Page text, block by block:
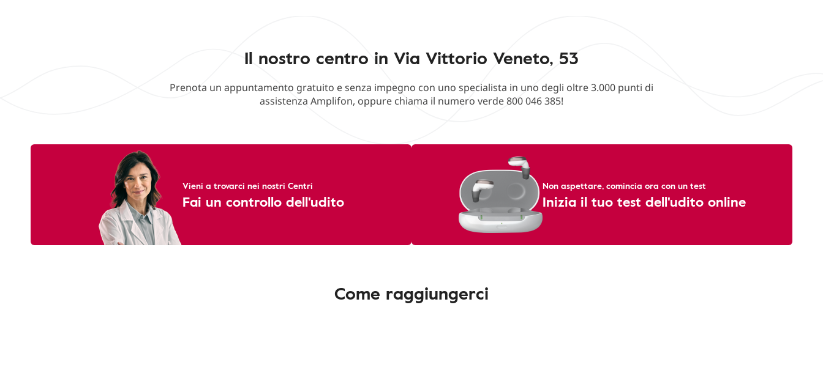
Il nostro centro in Via Vittorio Veneto, 53
Prenota un appuntamento gratuito e senza impegno con uno specialista in uno degli oltre 3.000 punti di
assistenza Amplifon, oppure chiama il numero verde 800 046 385!
Vieni a trovarci nei nostri Centri
Fai un controllo dell'udito
Non aspettare, comincia ora con un test
Inizia il tuo test dell'udito online
Come raggiungerci